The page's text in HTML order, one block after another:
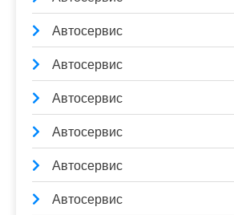
Автосервис
Автосервис
Автосервис
Автосервис
Автосервис
Автосервис